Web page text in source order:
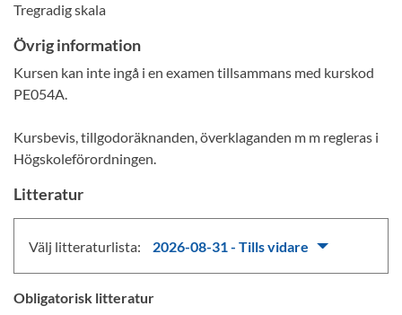
Tregradig skala
Övrig information
Kursen kan inte ingå i en examen tillsammans med kurskod
PE054A.
Kursbevis, tillgodoräknanden, överklaganden m m regleras i
Högskoleförordningen.
Litteratur
Välj litteraturlista: 2026-08-31 - Tills vidare
Obligatorisk litteratur